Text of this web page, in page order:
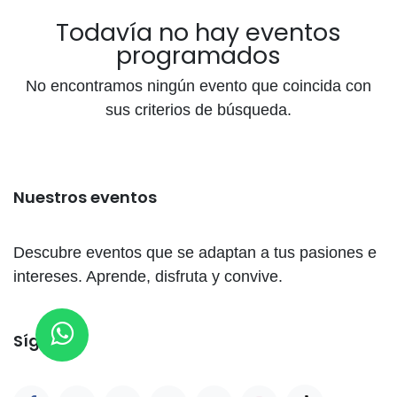
Todavía no hay eventos
programados
No encontramos ningún evento que coincida con
sus criterios de búsqueda.
Nuestros eventos
Descubre eventos que se adaptan a tus pasiones e
intereses. Aprende, disfruta y convive.
Síganos